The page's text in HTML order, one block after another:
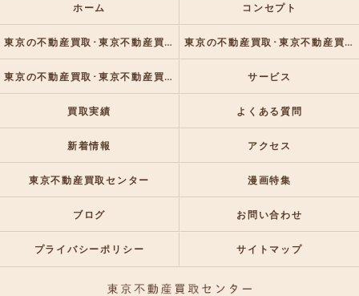
ホーム コンセプト
東京の不動産買取･東京不動産買取センターの口コミ情報 東京の不動産買取･東京不動産買取センターの評判
東京の不動産買取･東京不動産買取センターのお客様の声 サービス
買取実績 よくある質問
新着情報 アクセス
東京不動産買取センター 漫画特集
ブログ お問い合わせ
プライバシーポリシー サイトマップ